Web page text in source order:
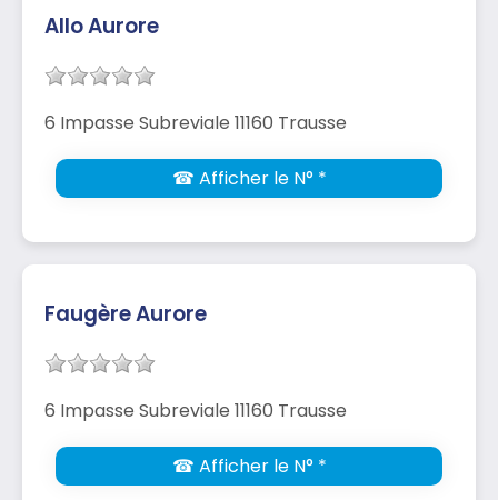
Allo Aurore
6 Impasse Subreviale 11160 Trausse
☎ Afficher le N° *
Faugère Aurore
6 Impasse Subreviale 11160 Trausse
☎ Afficher le N° *